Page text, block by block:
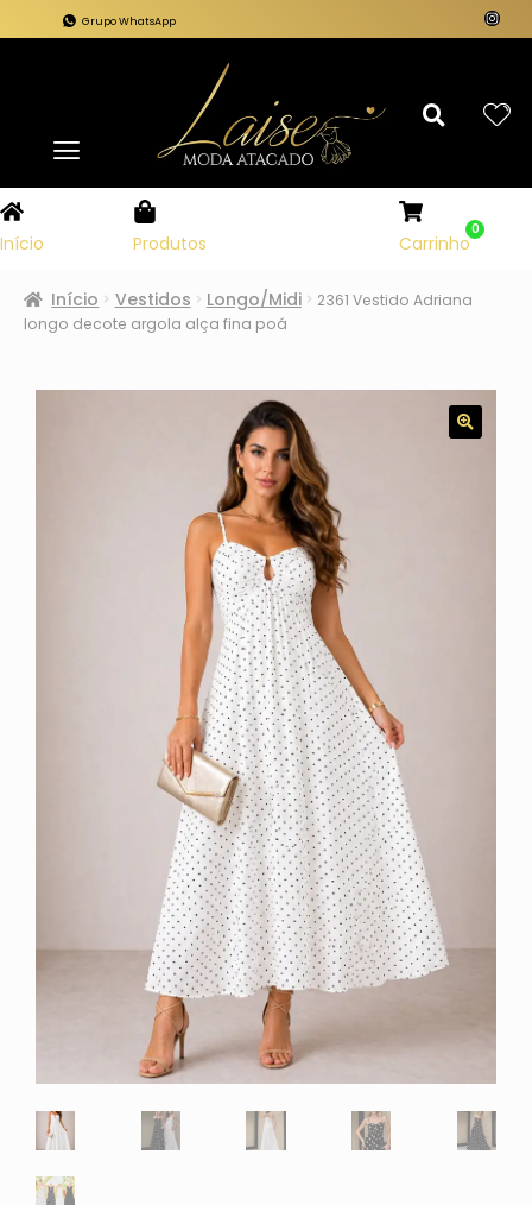
Grupo WhatsApp
Início Produtos Carrinho
0
Início Vestidos Longo/Midi
2361 Vestido Adriana
longo decote argola alça fina poá